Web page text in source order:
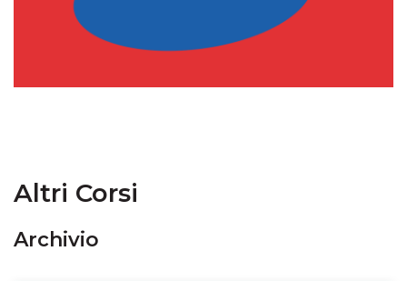
Altri Corsi
Archivio